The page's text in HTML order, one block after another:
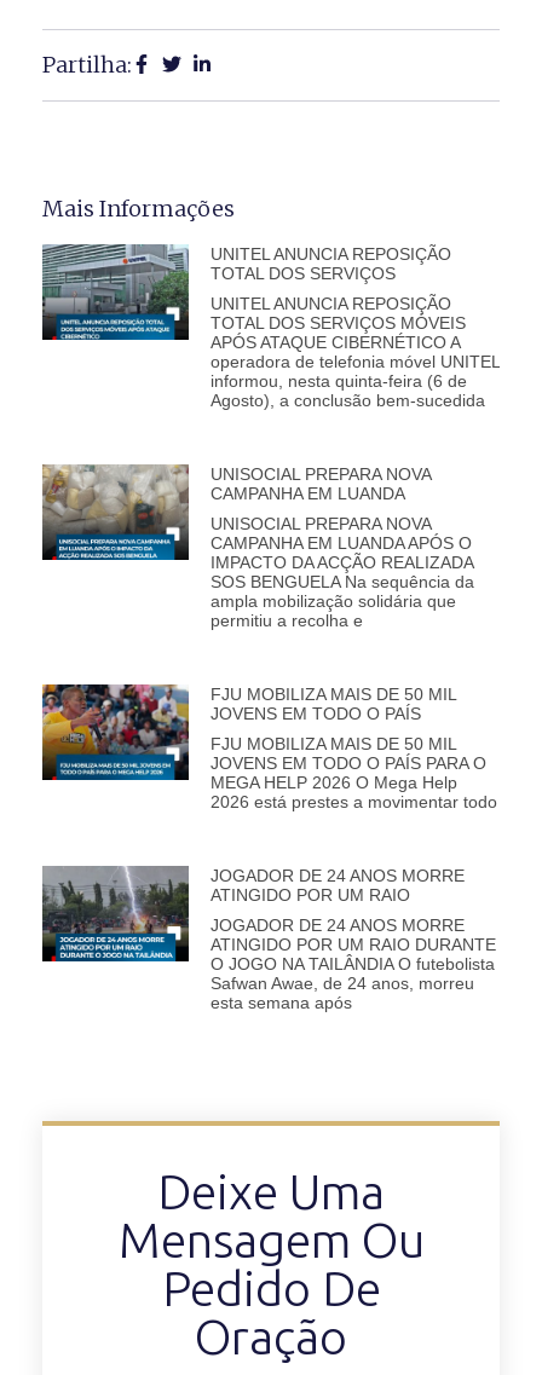
Partilha:
Mais Informações
UNITEL ANUNCIA REPOSIÇÃO
TOTAL DOS SERVIÇOS
UNITEL ANUNCIA REPOSIÇÃO
TOTAL DOS SERVIÇOS MÓVEIS
APÓS ATAQUE CIBERNÉTICO A
operadora de telefonia móvel UNITEL
informou, nesta quinta-feira (6 de
Agosto), a conclusão bem-sucedida
UNISOCIAL PREPARA NOVA
CAMPANHA EM LUANDA
UNISOCIAL PREPARA NOVA
CAMPANHA EM LUANDA APÓS O
IMPACTO DA ACÇÃO REALIZADA
SOS BENGUELA Na sequência da
ampla mobilização solidária que
permitiu a recolha e
FJU MOBILIZA MAIS DE 50 MIL
JOVENS EM TODO O PAÍS
FJU MOBILIZA MAIS DE 50 MIL
JOVENS EM TODO O PAÍS PARA O
MEGA HELP 2026 O Mega Help
2026 está prestes a movimentar todo
JOGADOR DE 24 ANOS MORRE
ATINGIDO POR UM RAIO
JOGADOR DE 24 ANOS MORRE
ATINGIDO POR UM RAIO DURANTE
O JOGO NA TAILÂNDIA O futebolista
Safwan Awae, de 24 anos, morreu
esta semana após
Deixe Uma
Mensagem Ou
Pedido De
Oração